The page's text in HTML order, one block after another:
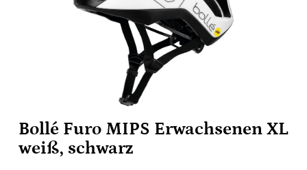
Bollé Furo MIPS Erwachsenen XL
weiß, schwarz